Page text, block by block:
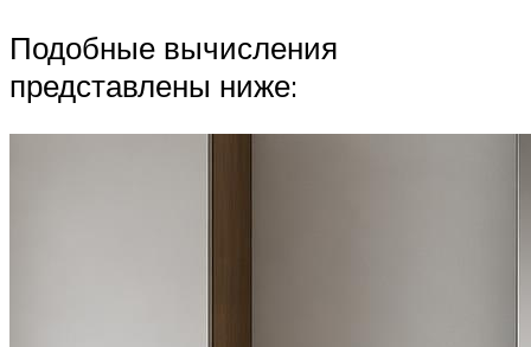
Подобные вычисления
представлены ниже: